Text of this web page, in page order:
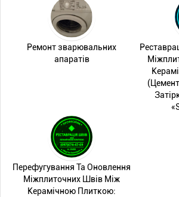
Ремонт зварювальних
апаратів
Перефугування Та Оновлення
Міжплиточних Швів Між
Керамічною Плиткою: